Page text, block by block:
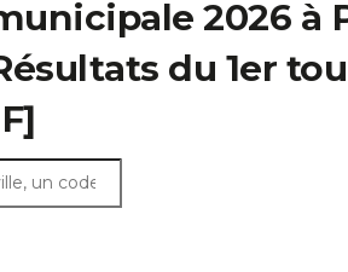
2026 à
du 1er